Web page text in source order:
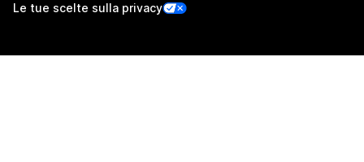
Le tue scelte sulla privacy